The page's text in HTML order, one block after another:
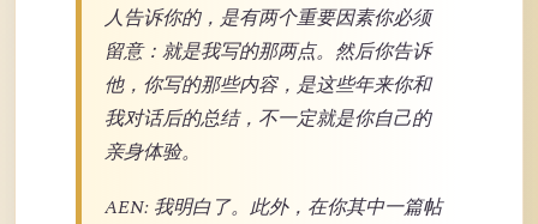
人告诉你的，是有两个重要因素你必须
留意：就是我写的那两点。然后你告诉
他，你写的那些内容，是这些年来你和
我对话后的总结，不一定就是你自己的
亲身体验。
AEN: 我明白了。此外，在你其中一篇帖